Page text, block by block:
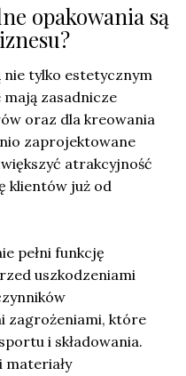
opakowania są
nie tylko estetycznym
zasadnicze
oraz dla kreowania
zaprojektowane
atrakcyjność
klientów już od
pełni funkcję
uszkodzeniami
zagrożeniami, które
i składowania.
materiały